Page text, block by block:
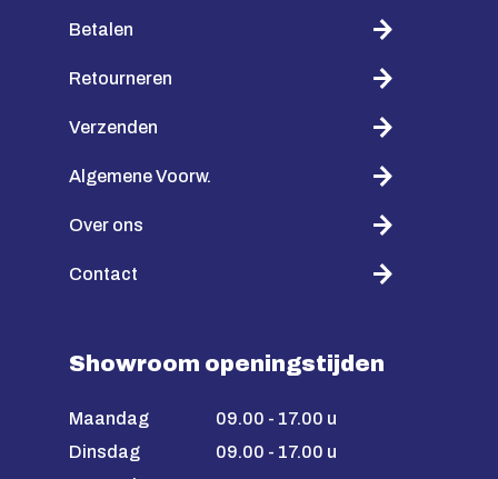
Betalen
Retourneren
Verzenden
Algemene Voorw.
Over ons
Contact
Showroom openingstijden
Maandag
09.00 - 17.00 u
Dinsdag
09.00 - 17.00 u